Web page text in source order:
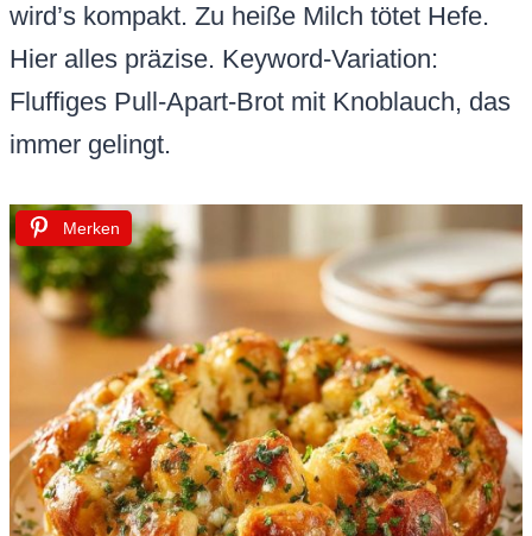
wird’s kompakt. Zu heiße Milch tötet Hefe.
Hier alles präzise. Keyword-Variation:
Fluffiges Pull-Apart-Brot mit Knoblauch, das
immer gelingt.
Merken